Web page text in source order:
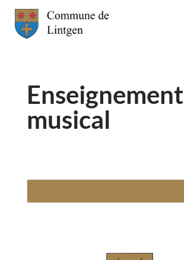
Enseignement
musical